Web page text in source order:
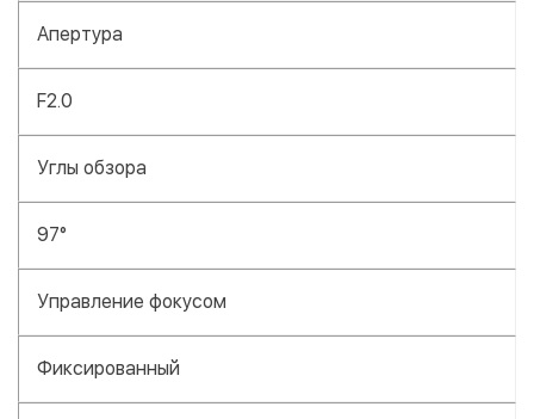
Апертура
F2.0
Углы обзора
97°
Управление фокусом
Фиксированный